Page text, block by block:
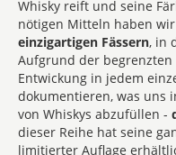
Whisky reift und seine
nötigen Mitteln haben
einzigartigen Fässern, in
Aufgrund der begrenzten
Entwickung in jedem
dokumentieren, was uns
von Whiskys abzufüllen -
dieser Reihe hat seine
limitierter Auflage